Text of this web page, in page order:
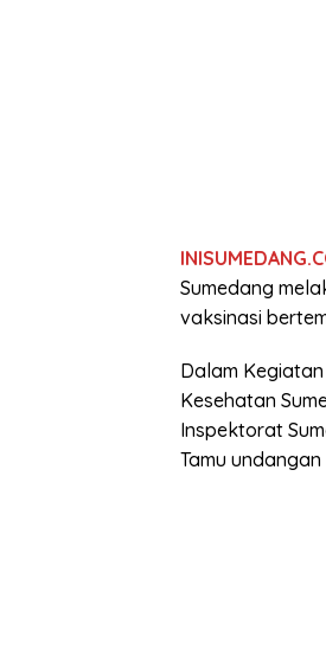
Sumedang
vaksinasi
Dalam
Kesehatan
Inspektorat
Tamu undangan